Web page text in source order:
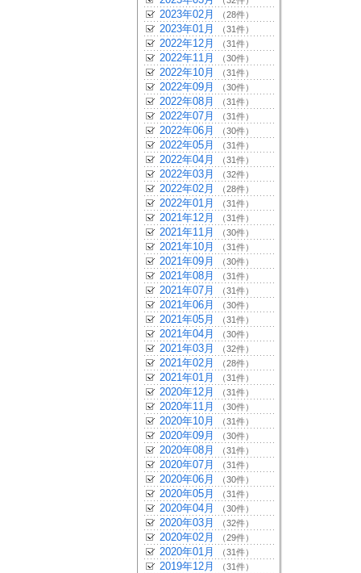
2023年02月 （28件）
2023年01月 （31件）
2022年12月 （31件）
2022年11月 （30件）
2022年10月 （31件）
2022年09月 （30件）
2022年08月 （31件）
2022年07月 （31件）
2022年06月 （30件）
2022年05月 （31件）
2022年04月 （31件）
2022年03月 （32件）
2022年02月 （28件）
2022年01月 （31件）
2021年12月 （31件）
2021年11月 （30件）
2021年10月 （31件）
2021年09月 （30件）
2021年08月 （31件）
2021年07月 （31件）
2021年06月 （30件）
2021年05月 （31件）
2021年04月 （30件）
2021年03月 （32件）
2021年02月 （28件）
2021年01月 （31件）
2020年12月 （31件）
2020年11月 （30件）
2020年10月 （31件）
2020年09月 （30件）
2020年08月 （31件）
2020年07月 （31件）
2020年06月 （30件）
2020年05月 （31件）
2020年04月 （30件）
2020年03月 （32件）
2020年02月 （29件）
2020年01月 （31件）
2019年12月 （31件）